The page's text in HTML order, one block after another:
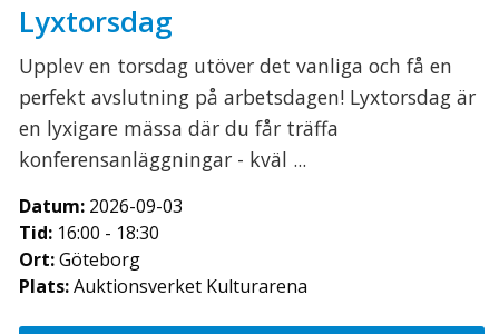
Lyxtorsdag
Upplev en torsdag utöver det vanliga och få en
perfekt avslutning på arbetsdagen! Lyxtorsdag är
en lyxigare mässa där du får träffa
konferensanläggningar - kväl ...
Datum: 2026-09-03
Tid: 16:00 - 18:30
Ort:Göteborg
Plats:Auktionsverket Kulturarena